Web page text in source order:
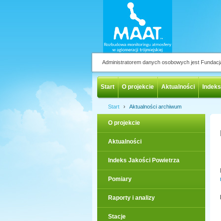
Administratorem danych osobowych jest
Start O projekcie Aktualności
Start › Aktualności archiwum
O projekcie
Aktualności
Indeks Jakości Powietrza
Pomiary
Raporty i analizy
Stacje